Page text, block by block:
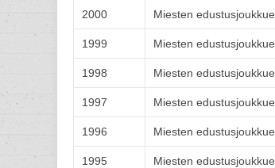
2000 Miesten edustusjoukkue
1999 Miesten edustusjoukkue
1998 Miesten edustusjoukkue
1997 Miesten edustusjoukkue
1996 Miesten edustusjoukkue
1995 Miesten edustusjoukkue